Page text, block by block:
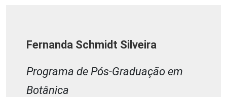
Fernanda Schmidt Silveira
Programa de Pós-Graduação em
Botânica